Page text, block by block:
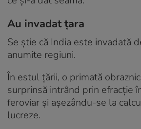
Au invadat țara
Se știe că India este invadată
anumite regiuni.
În estul țării, o primată
surprinsă intrând prin efracție
feroviar și așezându-se la
lucreze.